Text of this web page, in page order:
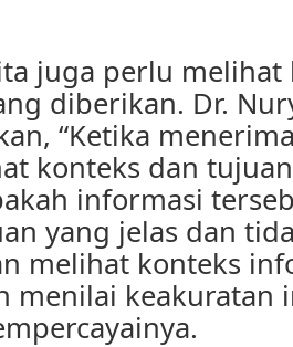
juga perlu melihat
diberikan. Dr.
“Ketika
konteks dan
informasi
yang jelas dan
melihat konteks
menilai keakuratan